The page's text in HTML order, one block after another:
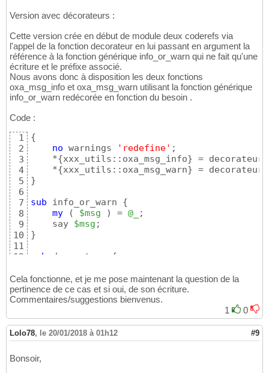
14
16
17
    say
"OXINC: "
return
}
Version avec décorateurs :
Cette version crée en début de module deux coderefs via
l'appel de la fonction decorateur en lui passant en argument la
référence à la fonction générique info_or_warn qui ne fait qu'une
écriture et le préfixe associé.
Nous avons donc à disposition les deux fonctions
oxa_msg_info et oxa_msg_warn utilisant la fonction générique
info_or_warn redécorée en fonction du besoin .
Code :
1
2
3
4
5
6
7
8
9
10
11
12
14
15
16
18
19
{
no warnings 'redefine' ;
    *
{xxx_utils::oxa_msg_info} = decorateur
    *
{xxx_utils::oxa_msg_warn} = decorateur
}
sub info_or_warn {
my
( $msg ) = @_
;
    say
$msg
}
sub
decorateur
{
return
sub {
my ( $msg, $flag ) = @_
my $tms = ( $flag
. $tms
}
}
Cela fonctionne, et je me pose maintenant la question de la
pertinence de ce cas et si oui, de son écriture.
Commentaires/suggestions bienvenus.
1
0
Lolo78, le 20/01/2018 à 01h12 #9
Bonsoir,